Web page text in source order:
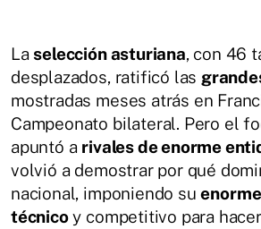
Laselección asturiana, con 46
desplazados, ratificó las
mostradas meses atrás en
Campeonato bilateral. Pero el
apuntó a rivales de enorme
volvió a demostrar por qué
nacional, imponiendo su
técnicoy competitivo para